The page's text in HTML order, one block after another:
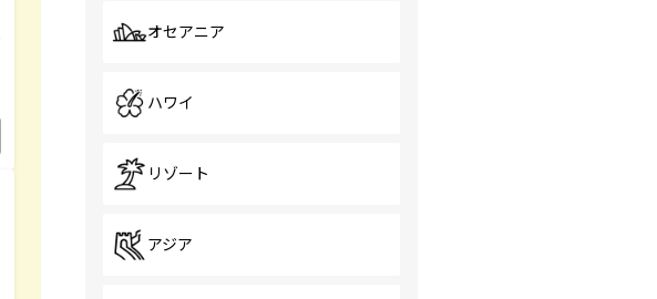
オセアニア
ハワイ
リゾート
アジア